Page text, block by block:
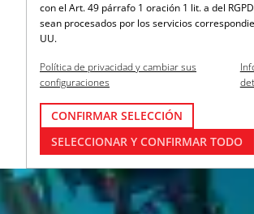
con el Art. 49 párrafo 1 oración 1 lit. a del
sean procesados por los servicios
UU.
Política de privacidad y cambiar sus
configuraciones
CONFIRMAR SELECCIÓN
SELECCIONAR Y CONFIRMAR TODO